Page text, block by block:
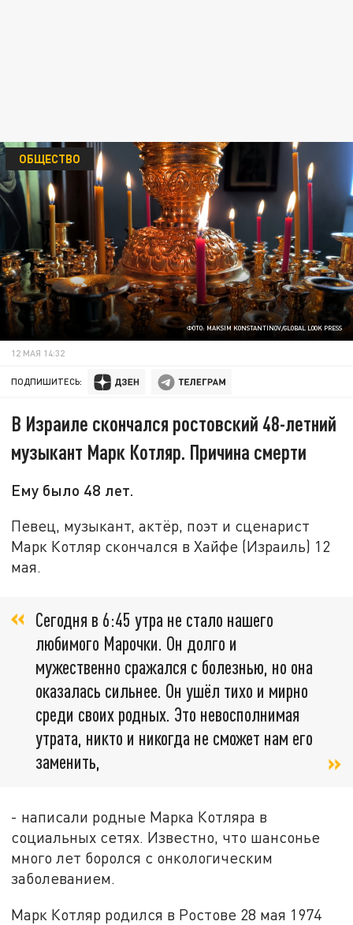
ФОТО: MAKSIM KONSTANTINOV/GLOBAL LOOK PRESS
ОБЩЕСТВО
12 МАЯ 14:32
ПОДПИШИТЕСЬ:
В Израиле скончался ростовский 48-летний
музыкант Марк Котляр. Причина смерти
Ему было 48 лет.
Певец, музыкант, актёр, поэт и сценарист
Марк Котляр скончался в Хайфе (Израиль) 12
мая.
Сегодня в 6:45 утра не стало нашего
любимого Марочки. Он долго и
мужественно сражался с болезнью, но она
оказалась сильнее. Он ушёл тихо и мирно
среди своих родных. Это невосполнимая
утрата, никто и никогда не сможет нам его
заменить,
- написали родные Марка Котляра в
социальных сетях. Известно, что шансонье
много лет боролся с онкологическим
заболеванием.
Марк Котляр родился в Ростове 28 мая 1974